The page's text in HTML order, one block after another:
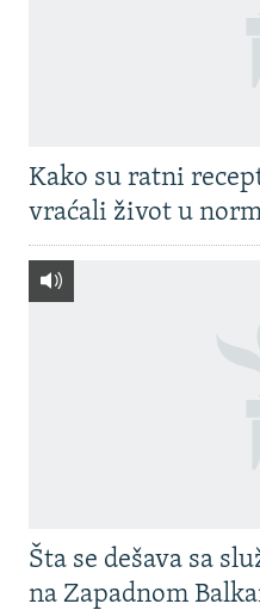
Kako su ratni
vraćali život u
Šta se dešava sa
na Zapadnom